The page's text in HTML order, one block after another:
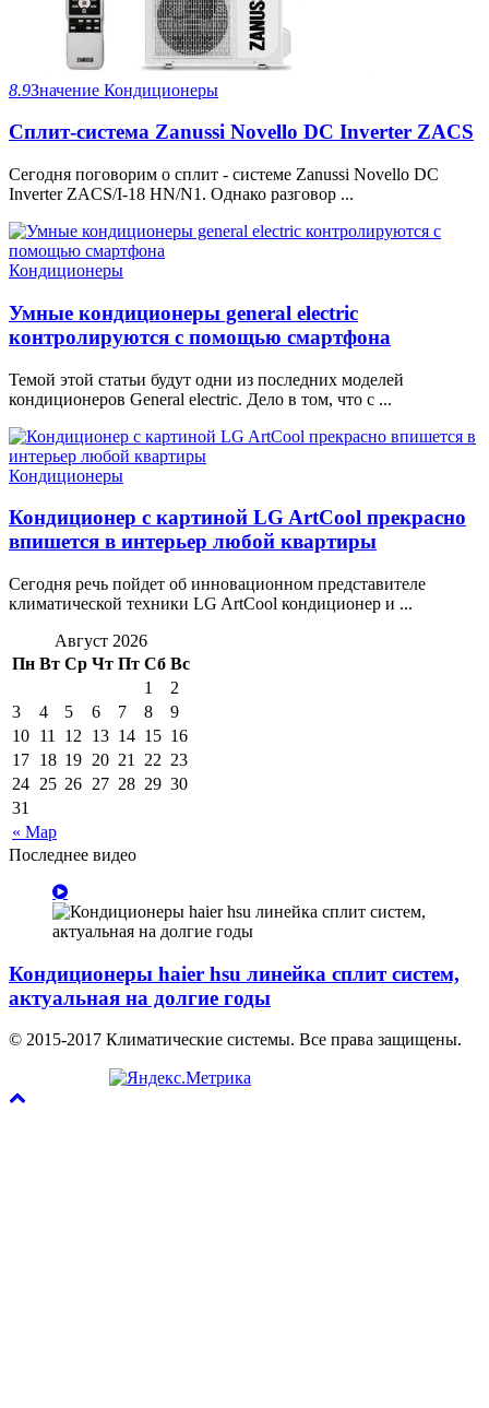
8.9Значение Кондиционеры
Сплит-система Zanussi Novello DC Inverter ZACS
Сегодня поговорим о сплит - системе Zanussi Novello DC
Inverter ZACS/I-18 HN/N1. Однако разговор ...
Кондиционеры
Умные кондиционеры general electric
контролируются с помощью смартфона
Темой этой статьи будут одни из последних моделей
кондиционеров General electric. Дело в том, что с ...
Кондиционеры
Кондиционер с картиной LG ArtCool прекрасно
впишется в интерьер любой квартиры
Сегодня речь пойдет об инновационном представителе
климатической техники LG ArtCool кондиционер и ...
Август 2026
Пн Вт Ср Чт Пт Сб Вс
« Мар
1
2
3
4 5 6 7 8
9
10 11 12 13 14 15 16
17 18 19 20 21 22 23
24 25 26 27 28 29 30
31
Последнее видео
Кондиционеры haier hsu линейка сплит систем,
актуальная на долгие годы
© 2015-2017 Климатические системы. Все права защищены.